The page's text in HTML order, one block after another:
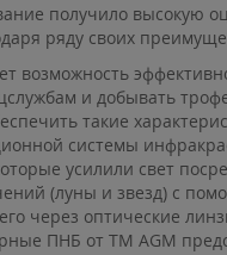
получило высокую
ряду своих
возможность
и добывать
такие
системы
усилили свет
(луны и звезд) с
через оптические
ПНБ от ТМ AGM